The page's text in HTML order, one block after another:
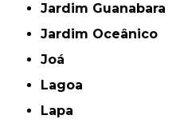
Jardim Guanabara
Jardim Oceânico
Joá
Lagoa
Lapa